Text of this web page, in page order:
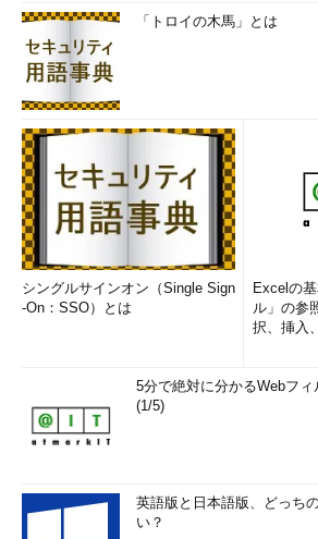
「トロイの木馬」とは
シングルサインオン（Single Sign
-On：SSO）とは
Excelの
ル」の参
択、挿入
5分で絶対に分かるWebフィ
(1/5)
英語版と日本語版、どっち
い？